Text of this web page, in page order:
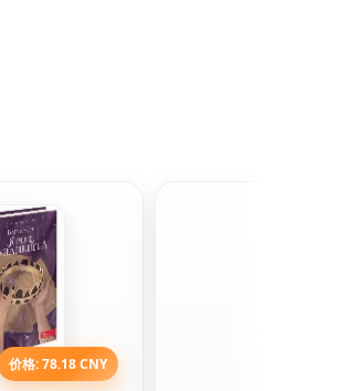
价格: 78.18 CNY